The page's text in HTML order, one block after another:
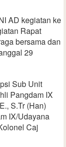
AD kegiatan ke
Rapat
bersama dan
29
Sub Unit
Pangdam IX
S.Tr (Han)
IX/Udayana
Caj